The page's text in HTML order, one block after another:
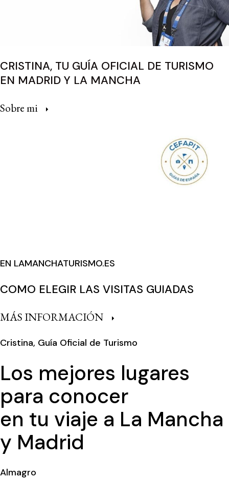
CRISTINA, TU GUÍA OFICIAL DE TURISMO
EN MADRID Y LA MANCHA
Sobre mi
EN LAMANCHATURISMO.ES
COMO ELEGIR LAS VISITAS GUIADAS
MÁS INFORMACIÓN
Cristina, Guía Oficial de Turismo
Los mejores lugares
para conocer
en tu viaje a La Mancha
y Madrid
Almagro